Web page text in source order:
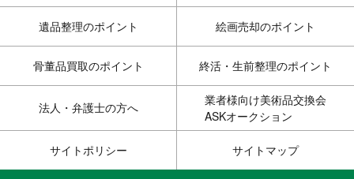
遺品整理のポイント 絵画売却のポイント
骨董品買取のポイント 終活・生前整理のポイント
法人・弁護士の方へ
業者様向け美術品交換会
ASKオークション
サイトポリシー サイトマップ